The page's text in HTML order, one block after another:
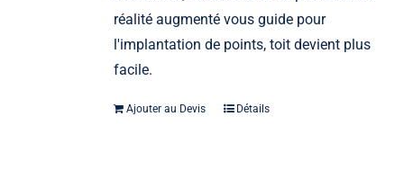
réalité augmenté vous guide pour
l'implantation de points, toit devient plus
facile.
Ajouter au Devis Détails